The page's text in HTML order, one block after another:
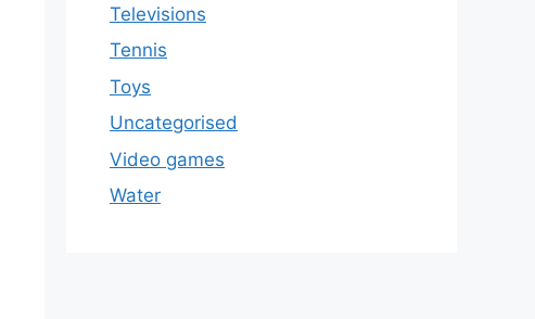
Televisions
Tennis
Toys
Uncategorised
Video games
Water